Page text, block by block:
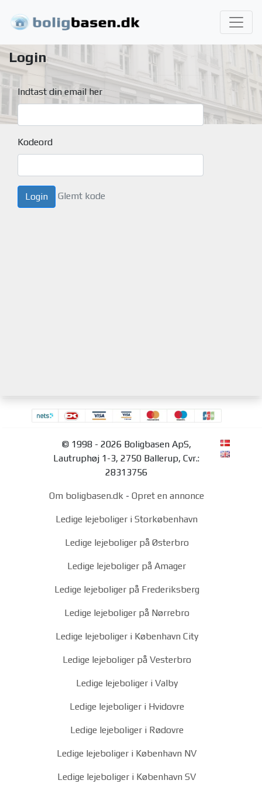
Login
Indtast din email her
Kodeord
Glemt kode
© 1998 - 2026 Boligbasen ApS,
Lautruphøj 1-3, 2750 Ballerup, Cvr.:
28313756
Om boligbasen.dk - Opret en annonce
Ledige lejeboliger i Storkøbenhavn
Ledige lejeboliger på Østerbro
Ledige lejeboliger på Amager
Ledige lejeboliger på Frederiksberg
Ledige lejeboliger på Nørrebro
Ledige lejeboliger i København City
Ledige lejeboliger på Vesterbro
Ledige lejeboliger i Valby
Ledige lejeboliger i Hvidovre
Ledige lejeboliger i Rødovre
Ledige lejeboliger i København NV
Ledige lejeboliger i København SV